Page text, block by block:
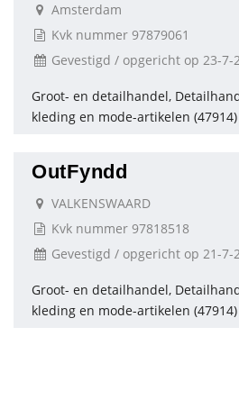
Amsterdam
Kvk nummer 97879061
Gevestigd / opgericht op 23-7-
Groot- en detailhandel,
kleding en mode-artikelen (47914)
OutFyndd
VALKENSWAARD
Kvk nummer 97818518
Gevestigd / opgericht op 21-7-
Groot- en detailhandel,
kleding en mode-artikelen (47914)